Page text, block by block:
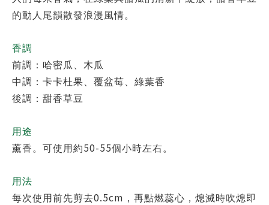
的動人尾韻散發浪漫風情。
香調
前調：哈密瓜、木瓜
中調：卡卡杜果、覆盆莓、綠葉香
後調：甜香草豆
用途
薰香。可使用約50-55個小時左右。
用法
每次使用前先剪去0.5cm ，再點燃蕊心，熄滅時吹熄即